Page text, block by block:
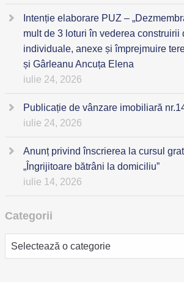
Intenție elaborare PUZ –
mult de 3 loturi în vederea construirii
individuale, anexe și împrejmuire
și Gârleanu Ancuța Elena
iulie 24, 2026
Publicație de vânzare imobiliară
iulie 24, 2026
Anunț privind înscrierea la cursul
„Îngrijitoare bătrâni la domiciliu”
iulie 14, 2026
Categorii
Categorii